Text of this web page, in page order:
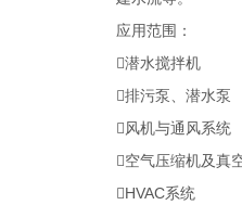
应用范围：
潜水搅拌机
排污泵、潜水泵
风机与通风系统
空气压缩机及真
HVAC系统